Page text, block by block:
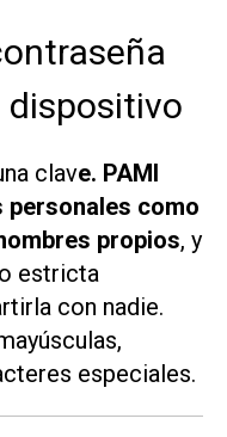
dispositivo
clave. PAMI
personales como
propios, y
estricta
con nadie.
especiales.